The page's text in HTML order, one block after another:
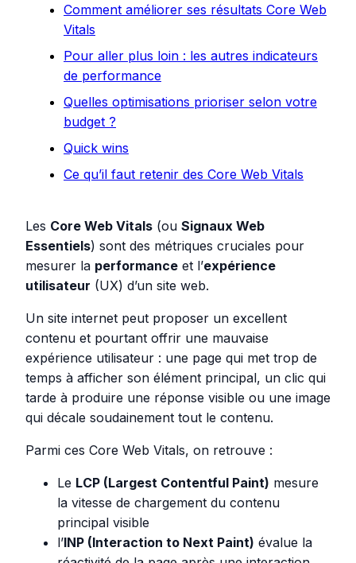
Comment améliorer ses résultats Core Web
Vitals
Pour aller plus loin : les autres indicateurs
de performance
Quelles optimisations prioriser selon votre
budget ?
Quick wins
Ce qu’il faut retenir des Core Web Vitals
Les Core Web Vitals (ou Signaux Web
Essentiels) sont des métriques cruciales pour
mesurer la performance et l’expérience
utilisateur (UX) d’un site web.
Un site internet peut proposer un excellent
contenu et pourtant offrir une mauvaise
expérience utilisateur : une page qui met trop de
temps à afficher son élément principal, un clic qui
tarde à produire une réponse visible ou une image
qui décale soudainement tout le contenu.
Parmi ces Core Web Vitals, on retrouve :
Le LCP (Largest Contentful Paint) mesure
la vitesse de chargement du contenu
principal visible
l’INP (Interaction to Next Paint) évalue la